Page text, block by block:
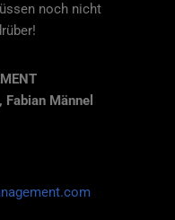
noch nicht
Männel